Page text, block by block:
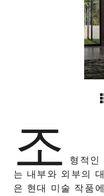
조
형적인
는 내부와 외부의
은 현대 미술 작품